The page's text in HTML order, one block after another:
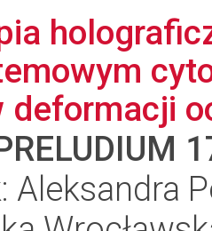
deformacji
Aleksandra